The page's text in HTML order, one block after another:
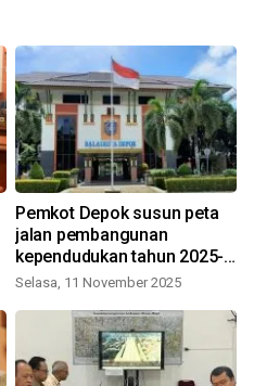
Pemkot Depok susun peta
jalan pembangunan
kependudukan tahun 2025-
-2029
Selasa, 11 November 2025